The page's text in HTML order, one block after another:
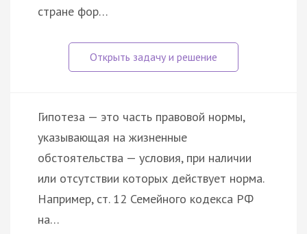
стране фор…
Гипотеза — это часть правовой нормы,
указывающая на жизненные
обстоятельства — условия, при наличии
или отсутствии которых действует норма.
Например, ст. 12 Семейного кодекса РФ
на…